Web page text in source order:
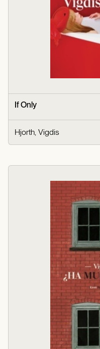
If Only
Hjorth, Vigdis